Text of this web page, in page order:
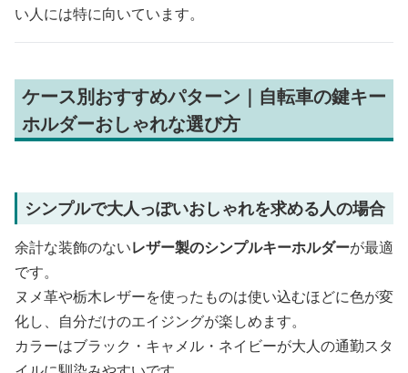
い人には特に向いています。
ケース別おすすめパターン｜自転車の鍵キー
ホルダーおしゃれな選び方
シンプルで大人っぽいおしゃれを求める人の場合
余計な装飾のないレザー製のシンプルキーホルダーが最適
です。
ヌメ革や栃木レザーを使ったものは使い込むほどに色が変
化し、自分だけのエイジングが楽しめます。
カラーはブラック・キャメル・ネイビーが大人の通勤スタ